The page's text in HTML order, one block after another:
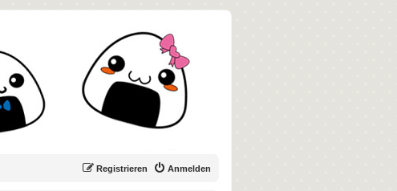
Anmelden
Registrieren